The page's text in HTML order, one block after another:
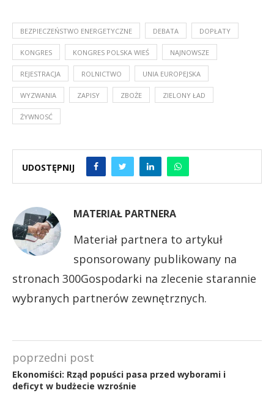
BEZPIECZEŃSTWO ENERGETYCZNE DEBATA DOPŁATY
KONGRES KONGRES POLSKA WIEŚ NAJNOWSZE
REJESTRACJA ROLNICTWO UNIA EUROPEJSKA
WYZWANIA ZAPISY ZBOŻE ZIELONY ŁAD
ŻYWNOSĆ
UDOSTĘPNIJ
MATERIAŁ PARTNERA
Materiał partnera to artykuł
sponsorowany publikowany na
stronach 300Gospodarki na zlecenie starannie
wybranych partnerów zewnętrznych.
poprzedni post
Ekonomiści: Rząd popuści pasa przed wyborami i
deficyt w budżecie wzrośnie